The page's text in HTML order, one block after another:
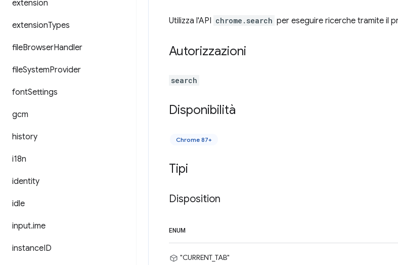
extension
extensionTypes
fileBrowserHandler
fileSystemProvider
fontSettings
gcm
history
i18n
identity
idle
input.ime
instanceID
Utilizza l'API chrome.search per eseguire ricerche tramite il
Autorizzazioni
search
Disponibilità
Chrome 87+
Tipi
Disposition
ENUM
"CURRENT_TAB"